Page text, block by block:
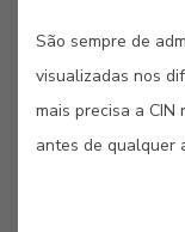
GUARDAR
São sempre de
visualizadas nos
mais precisa a
antes de qualquer